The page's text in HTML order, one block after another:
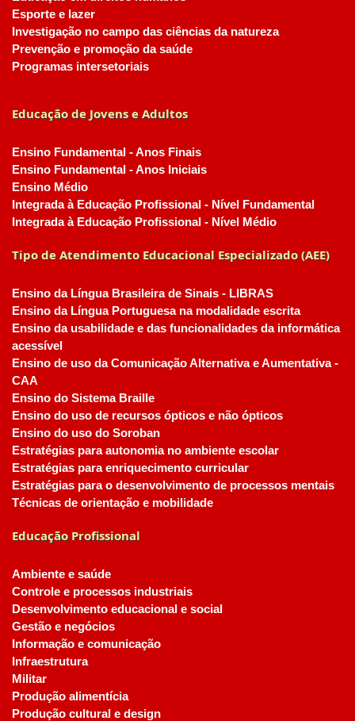
Esporte e lazer
Investigação no campo das ciências da natureza
Prevenção e promoção da saúde
Programas intersetoriais
Educação de Jovens e Adultos
Ensino Fundamental - Anos Finais
Ensino Fundamental - Anos Iniciais
Ensino Médio
Integrada à Educação Profissional - Nível Fundamental
Integrada à Educação Profissional - Nível Médio
Tipo de Atendimento Educacional Especializado (AEE)
Ensino da Língua Brasileira de Sinais - LIBRAS
Ensino da Língua Portuguesa na modalidade escrita
Ensino da usabilidade e das funcionalidades da informática
acessível
Ensino de uso da Comunicação Alternativa e Aumentativa -
CAA
Ensino do Sistema Braille
Ensino do uso de recursos ópticos e não ópticos
Ensino do uso do Soroban
Estratégias para autonomia no ambiente escolar
Estratégias para enriquecimento curricular
Estratégias para o desenvolvimento de processos mentais
Técnicas de orientação e mobilidade
Educação Profissional
Ambiente e saúde
Controle e processos industriais
Desenvolvimento educacional e social
Gestão e negócios
Informação e comunicação
Infraestrutura
Militar
Produção alimentícia
Produção cultural e design